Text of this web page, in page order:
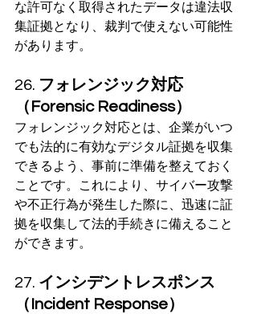
な許可なく取得されたデータは違法収
集証拠となり、裁判で使えない可能性
があります。
26. フォレンジック対応
（Forensic Readiness）
フォレンジック対応とは、企業がいつ
でも法的に有効なデジタル証拠を収集
できるよう、事前に準備を整えておく
ことです。これにより、サイバー攻撃
や不正行為が発生した際に、迅速に証
拠を収集して法的手続きに備えること
ができます。
27. インシデントレスポンス
（Incident Response）